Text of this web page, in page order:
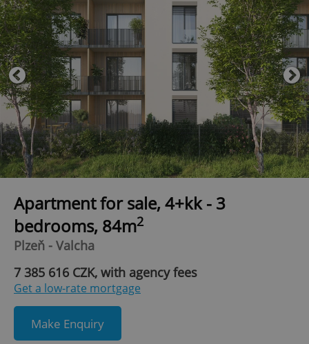
Apartment for sale, 4+kk - 3
bedrooms, 84m2
Plzeň - Valcha
7 385 616 CZK, with agency fees
Get a low-rate mortgage
Make Enquiry